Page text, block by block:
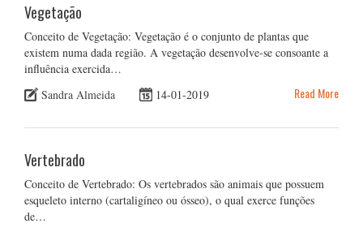
Vegetação
Conceito de Vegetação: Vegetação é o conjunto de plantas que
existem numa dada região. A vegetação desenvolve-se consoante a
influência exercida…
Sandra Almeida
14-01-2019 Read More
Vertebrado
Conceito de Vertebrado: Os vertebrados são animais que possuem
esqueleto interno (cartaligíneo ou ósseo), o qual exerce funções
de…